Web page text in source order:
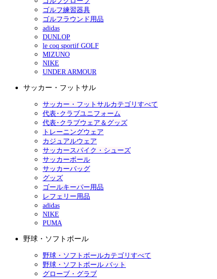
ゴルフ練習器具
ゴルフラウンド用品
adidas
DUNLOP
le coq sportif GOLF
MIZUNO
NIKE
UNDER ARMOUR
サッカー・フットサル
サッカー・フットサルカテゴリすべて
代表･クラブユニフォーム
代表･クラブウェア＆グッズ
トレーニングウェア
カジュアルウェア
サッカースパイク・シューズ
サッカーボール
サッカーバッグ
グッズ
ゴールキーパー用品
レフェリー用品
adidas
NIKE
PUMA
野球・ソフトボール
野球・ソフトボールカテゴリすべて
野球・ソフトボール バット
グローブ・グラブ